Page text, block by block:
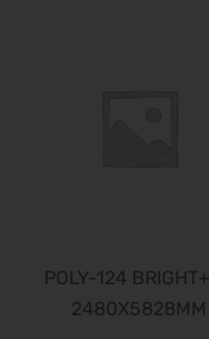
POLY-124
2480X5828MM